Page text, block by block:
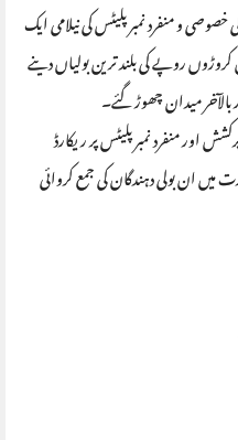
خصوصی و منفرد نمبر پلیٹس کی نیلامی ایک
روپے کی بلند ترین بولیاں دینے
بالآخر میدان چھوڑ گئے۔
اور منفرد نمبر پلیٹس پر ریکارڈ
میں ان بولی دہندگان کی جمع کروائی